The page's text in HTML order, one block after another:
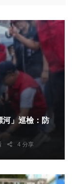
河」巡檢：防
4 分享